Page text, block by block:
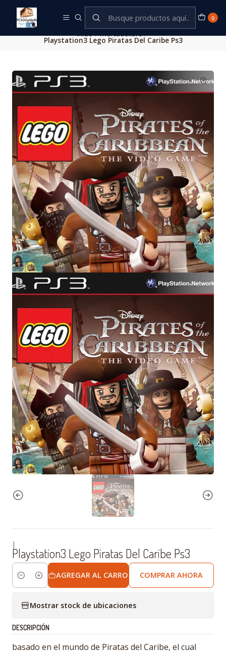
0
Inicio mercadolibre
Playstation3 Lego Piratas Del Caribe Ps3
|
Playstation3 Lego Piratas Del Caribe Ps3
Cantidad
AGREGAR AL CARRO COMPRAR AHORA
Mostrar stock de ubicaciones
DESCRIPCIÓN
basado en el mundo de Piratas del Caribe, el cual